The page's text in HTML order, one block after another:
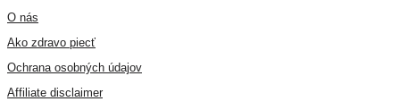
O nás
Ako zdravo piecť
Ochrana osobných údajov
Affiliate disclaimer